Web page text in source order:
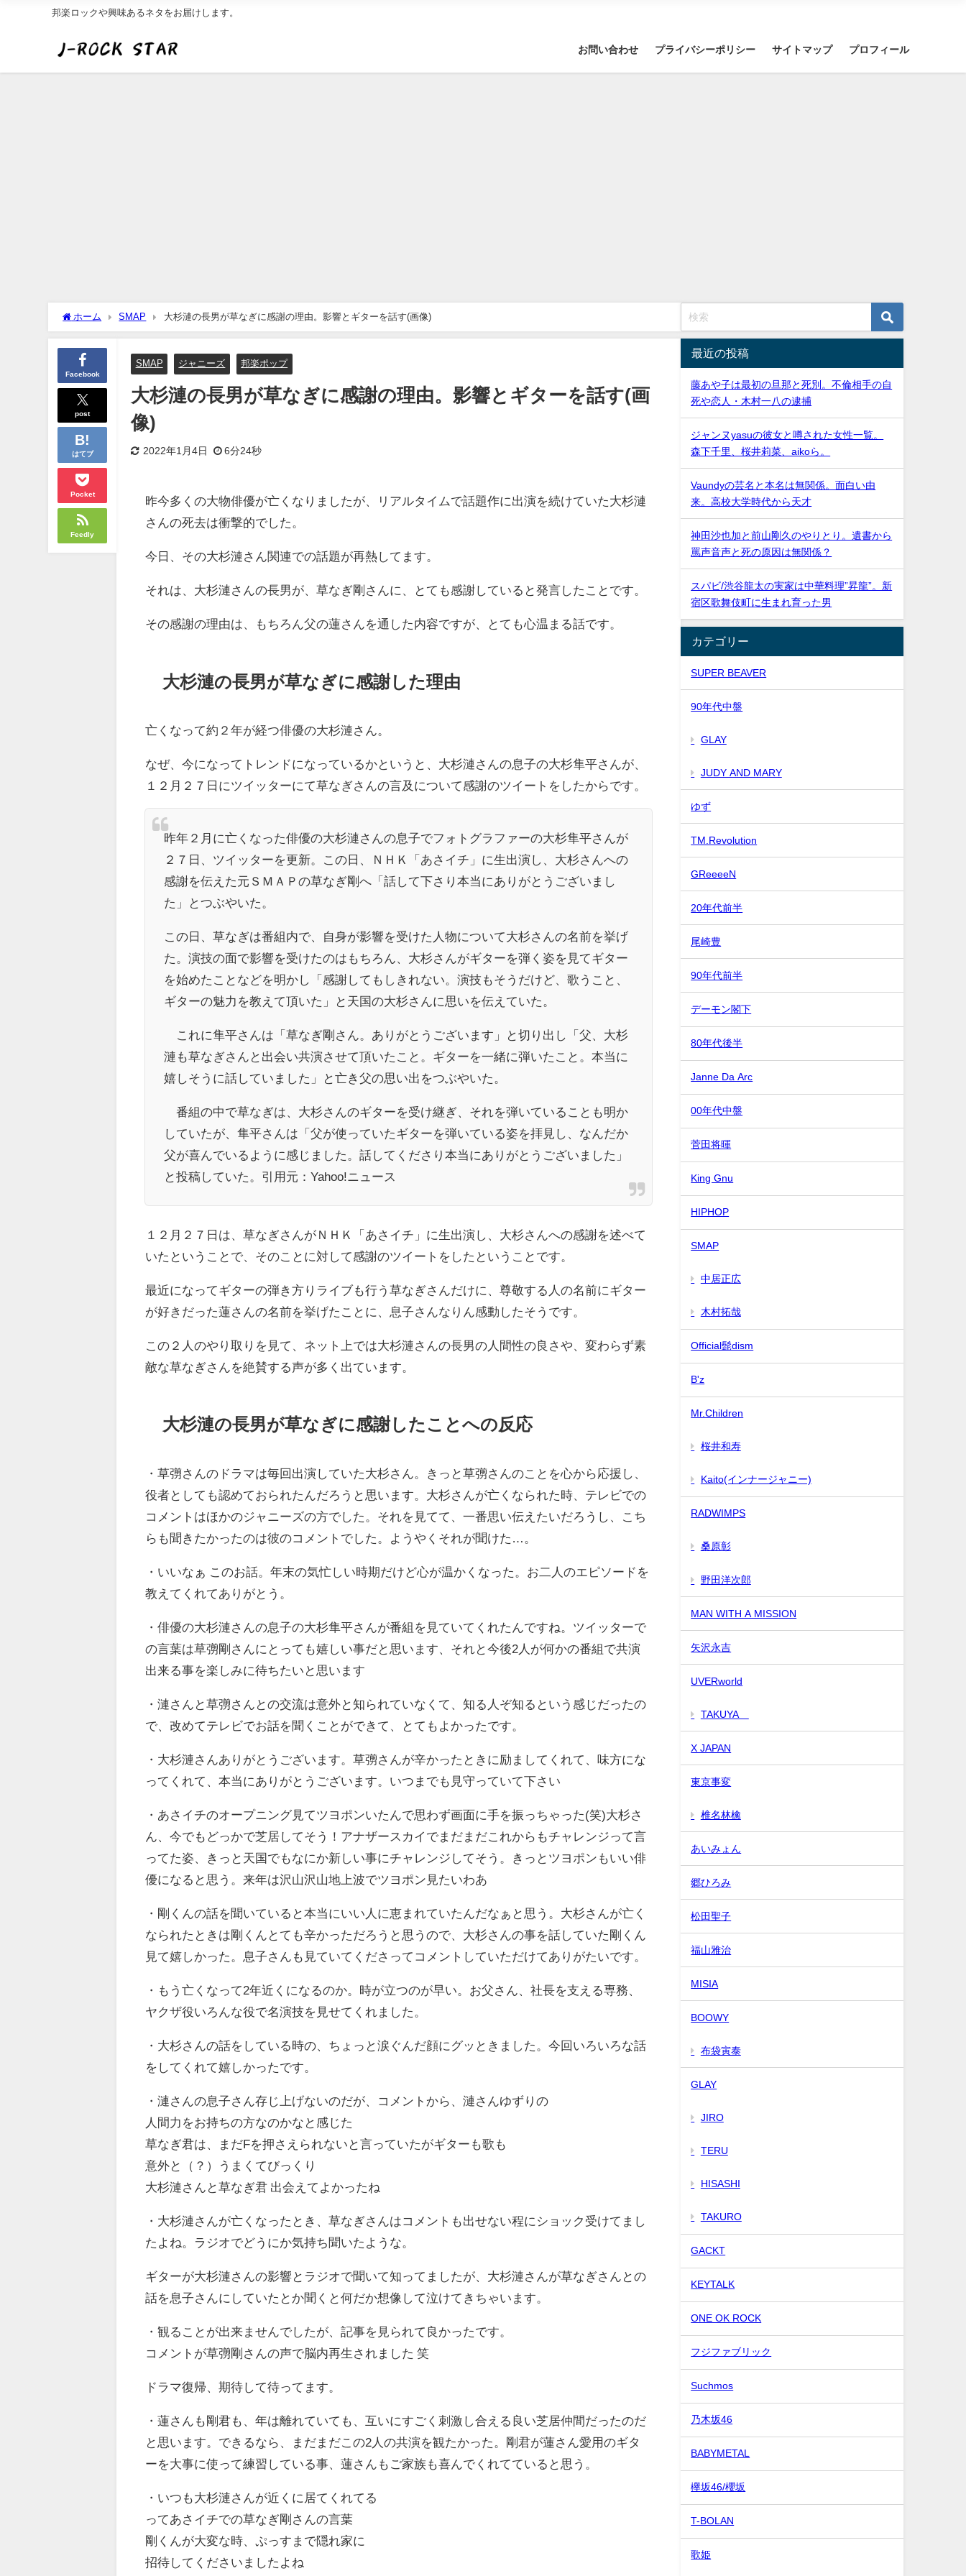
邦楽ロックや興味あるネタをお届けします。
お問い合わせ プライバシーポリシー サイトマップ プロフィール
ホーム SMAP 大杉漣の長男が草なぎに感謝の理由。影響とギターを話す(画像)
Facebook
post
はてブ
Pocket
Feedly
SMAP ジャニーズ 邦楽ポップ
大杉漣の長男が草なぎに感謝の理由。影響とギターを話す(画
像)
2022年1月4日 6分24秒
昨今多くの大物俳優が亡くなりましたが、リアルタイムで話題作に出演を続けていた大杉漣
さんの死去は衝撃的でした。
今日、その大杉漣さん関連での話題が再熱してます。
それは、大杉漣さんの長男が、草なぎ剛さんに、とても感謝していると発言したことです。
その感謝の理由は、もちろん父の蓮さんを通した内容ですが、とても心温まる話です。
大杉漣の長男が草なぎに感謝した理由
亡くなって約２年が経つ俳優の大杉漣さん。
なぜ、今になってトレンドになっているかというと、大杉漣さんの息子の大杉隼平さんが、
１２月２７日にツイッターにて草なぎさんの言及について感謝のツイートをしたからです。
昨年２月に亡くなった俳優の大杉漣さんの息子でフォトグラファーの大杉隼平さんが
２７日、ツイッターを更新。この日、
ＮＨＫ 「 あさイチ 」に生出演し、大杉さんへの
感謝を伝えた元 ＳＭＡＰ の草なぎ剛へ「話して下さり本当にありがとうございまし
た」とつぶやいた。
この日、草なぎは番組内で、自身が影響を受けた人物について大杉さんの名前を挙げ
た。演技の面で影響を受けたのはもちろん、大杉さんがギターを弾く姿を見てギター
を始めたことなどを明かし「感謝してもしきれない。演技もそうだけど、歌うこと、
ギターの魅力を教えて頂いた」と天国の大杉さんに思いを伝えていた。
これに隼平さんは「草なぎ剛さん。ありがとうございます」と切り出し「父、大杉
漣も草なぎさんと出会い共演させて頂いたこと。ギターを一緒に弾いたこと。本当に
嬉しそうに話していました」と亡き父の思い出をつぶやいた。
番組の中で草なぎは、大杉さんのギターを受け継ぎ、それを弾いていることも明か
していたが、隼平さんは「父が使っていたギターを弾いている姿を拝見し、なんだか
父が喜んでいるように感じました。話してくださり本当にありがとうございました」
と投稿していた。引用元：Yahoo!ニュース
１２月２７日は、草なぎさんがＮＨＫ 「 あさイチ 」に生出演し、大杉さんへの感謝を述べて
いたということで、そのことに対して感謝のツイートをしたということです。
最近になってギターの弾き方りライブも行う草なぎさんだけに、尊敬する人の名前にギター
が好きだった蓮さんの名前を挙げたことに、息子さんなりん感動したそうです。
この２人のやり取りを見て、ネット上では大杉漣さんの長男の人間性の良さや、変わらず素
敵な草なぎさんを絶賛する声が多く出ています。
大杉漣の長男が草なぎに感謝したことへの反応
・草彅さんのドラマは毎回出演していた大杉さん。
きっと草彅さんのことを心から応援し、
役者としても認めておられたんだろうと思います。 大杉さんが亡くなられた時、テレビでの
コメントはほかのジャニーズの方でした。 それを見てて、一番思い伝えたいだろうし、こち
らも聞きたかったのは彼のコメントでした。
ようやくそれが聞けた…。
・ いいなぁ このお話。年末の気忙しい時期だけど心が温かくなった。お二人のエピソードを
教えてくれてありがとう。
・俳優の大杉漣さんの息子の大杉隼平さんが番組を見ていてくれたんですね。 ツイッターで
の言葉は草彅剛さんにとっても嬉しい事だと思います、 それと今後2人が何かの番組で共演
出来る事を楽しみに待ちたいと思います
・漣さんと草彅さんとの交流は意外と知られていなくて、知る人ぞ知るという感じだったの
で、改めてテレビでお話を聞くことができて、とてもよかったです。
・ 大杉漣さんありがとうございます。草彅さんが辛かったときに励ましてくれて、味方にな
ってくれて、本当にありがとうございます。 いつまでも見守っていて下さい
・ あさイチのオープニング見てツヨポンいたんで思わず画面に手を振っちゃった(笑)大杉さ
ん、今でもどっかで芝居してそう！アナザースカイでまだまだこれからもチャレンジって言
ってた姿、きっと天国でもなにか新しい事にチャレンジしてそう。きっとツヨポンもいい俳
優になると思う。来年は沢山沢山地上波でツヨポン見たいわあ
・ 剛くんの話を聞いていると本当にいい人に恵まれていたんだなぁと思う。大杉さんが亡く
なられたときは剛くんとても辛かっただろうと思うので、大杉さんの事を話していた剛くん
見て嬉しかった。息子さんも見ていてくださってコメントしていただけてありがたいです。
・ もう亡くなって2年近くになるのか。時が立つのが早い。お父さん、社長を支える専務、
ヤクザ役いろんな役で名演技を見せてくれました。
・ 大杉さんの話をしている時の、ちょっと涙ぐんだ顔にグッときました。今回いろいろな話
をしてくれて嬉しかったです。
・漣さんの息子さん存じ上げないのだが、コメントから、漣さんゆずりの
人間力をお持ちの方なのかなと感じた
草なぎ君は、まだFを押さえられないと言っていたがギターも歌も
意外と（？）うまくてびっくり
大杉漣さんと草なぎ君 出会えてよかったね
・ 大杉漣さんが亡くなったとき、草なぎさんはコメントも出せない程にショック受けてまし
たよね。ラジオでどうにか気持ち聞いたような。
ギターが大杉漣さんの影響とラジオで聞いて知ってましたが、大杉漣さんが草なぎさんとの
話を息子さんにしていたとか聞くと何だか想像して泣けてきちゃいます。
・観ることが出来ませんでしたが、記事を見られて良かったです。
コメントが草彅剛さんの声で脳内再生されました 笑
ドラマ復帰、期待して待ってます。
・蓮さんも剛君も、年は離れていても、互いにすごく刺激し合える良い芝居仲間だったのだ
と思います。できるなら、まだまだこの2人の共演を観たかった。剛君が蓮さん愛用のギタ
ーを大事に使って練習している事、蓮さんもご家族も喜んでくれてていると思う。
・ いつも大杉漣さんが近くに居てくれてる
ってあさイチでの草なぎ剛さんの言葉
剛くんが大変な時、ぷっすまで隠れ家に
招待してくださいましたよね
最近の投稿
藤あや子は最初の旦那と死別。不倫相手の自
死や恋人・木村一八の逮捕
ジャンヌyasuの彼女と噂された女性一覧。
森下千里、桜井莉菜、aikoら。
Vaundyの芸名と本名は無関係。面白い由
来。高校大学時代から天才
神田沙也加と前山剛久のやりとり。遺書から
罵声音声と死の原因は無関係？
スパビ/渋谷龍太の実家は中華料理”昇龍”。新
宿区歌舞伎町に生まれ育った男
カテゴリー
SUPER BEAVER
90年代中盤
GLAY
JUDY AND MARY
ゆず
TM.Revolution
GReeeeN
20年代前半
尾崎豊
90年代前半
デーモン閣下
80年代後半
Janne Da Arc
00年代中盤
菅田将暉
King Gnu
HIPHOP
SMAP
中居正広
木村拓哉
Official髭dism
B'z
Mr.Children
桜井和寿
Kaito(インナージャニー)
RADWIMPS
桑原彰
野田洋次郎
MAN WITH A MISSION
矢沢永吉
UVERworld
TAKUYA∞
X JAPAN
東京事変
椎名林檎
あいみょん
郷ひろみ
松田聖子
福山雅治
MISIA
BOOWY
布袋寅泰
GLAY
JIRO
TERU
HISASHI
TAKURO
GACKT
KEYTALK
ONE OK ROCK
フジファブリック
Suchmos
乃木坂46
BABYMETAL
欅坂46/櫻坂
T-BOLAN
歌姫